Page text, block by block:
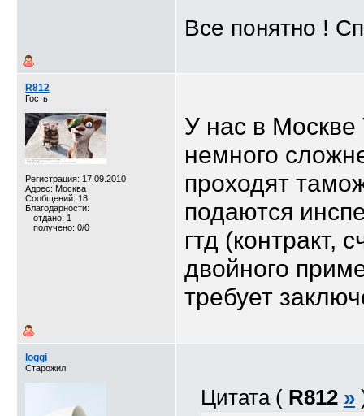
Все понятно !
R812
Гость
Регистрация: 17.09.2010
Адрес: Москва
Сообщений: 18
Благодарности:
отдано: 1
получено: 0/0
У нас в
немного
проходят
подаются
гтд (контракт,
двойного
требует
loggi
Старожил
Цитата ( R812 »